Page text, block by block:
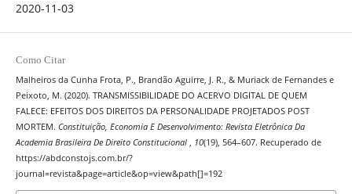
2020-11-03
Como Citar
Malheiros da Cunha Frota, P., Brandão Aguirre, J. R., & Muriack de Fernandes e
Peixoto, M. (2020). TRANSMISSIBILIDADE DO ACERVO DIGITAL DE QUEM
FALECE: EFEITOS DOS DIREITOS DA PERSONALIDADE PROJETADOS POST
MORTEM. Constituição, Economia E Desenvolvimento: Revista Eletrônica Da
Academia Brasileira De Direito Constitucional , 10(19), 564–607. Recuperado de
https://abdconstojs.com.br/?
journal=revista&page=article&op=view&path[]=192